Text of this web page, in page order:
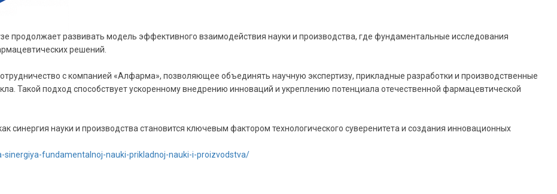
продолжает развивать модель эффективного взаимодействия науки и производства, где фундаментальные исследования
решений.
с компанией «Алфарма», позволяющее объединять научную экспертизу, прикладные разработки и производственные
Такой подход способствует ускоренному внедрению инноваций и укреплению потенциала отечественной фармацевтической
синергия науки и производства становится ключевым фактором технологического суверенитета и создания инновационных
fundamentalnoj-nauki-prikladnoj-nauki-i-proizvodstva/